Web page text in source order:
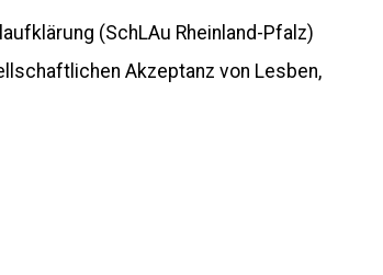
(SchLAu Rheinland-Pfalz)
Akzeptanz von Lesben,